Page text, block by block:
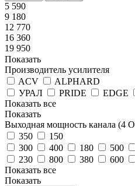
5 590
9 180
12 770
16 360
19 950
Показать
Производитель усилителя
ACV
ALPHARD
УРАЛ
PRIDE EDGE
Показать все
Показать
Выходная мощность канала (4
350
150
300
400 180 500
230
800 380 600
Показать все
Показать